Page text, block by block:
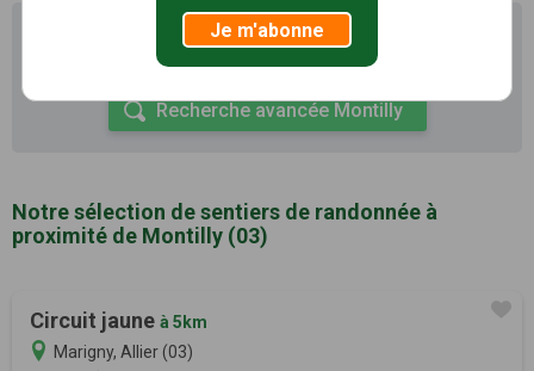
Il existe d'autres sentiers de randonnée à Montilly (03)
pour découvrir le terroir
Recherche avancée Montilly
Notre sélection de sentiers de randonnée à
proximité de Montilly (03)
Circuit jaune à 5km
Marigny, Allier (03)
Je m'abonne